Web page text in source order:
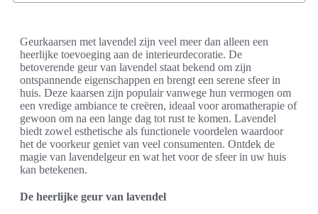
Geurkaarsen met lavendel zijn veel meer dan alleen een
heerlijke toevoeging aan de interieurdecoratie. De
betoverende geur van lavendel staat bekend om zijn
ontspannende eigenschappen en brengt een serene sfeer in
huis. Deze kaarsen zijn populair vanwege hun vermogen om
een vredige ambiance te creëren, ideaal voor aromatherapie of
gewoon om na een lange dag tot rust te komen. Lavendel
biedt zowel esthetische als functionele voordelen waardoor
het de voorkeur geniet van veel consumenten. Ontdek de
magie van lavendelgeur en wat het voor de sfeer in uw huis
kan betekenen.
De heerlijke geur van lavendel